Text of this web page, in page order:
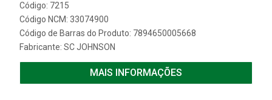
Código: 7215
Código NCM: 33074900
Código de Barras do Produto: 7894650005668
Fabricante: SC JOHNSON
MAIS INFORMAÇÕES